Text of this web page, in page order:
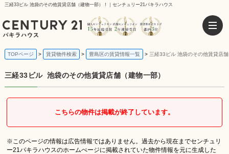
三経33ビル 池袋のその他賃貸店舗（建物一部）！｜センチュリー21パキラハウス
TOPページ 賃貸物件検索 豊島区の賃貸情報一覧 三経33ビル 池袋のその他賃貸店
三経33ビル 池袋のその他賃貸店舗（建物一部）
こちらの物件は掲載が終了しています。
※このページの情報は広告情報ではありません。過去から現在までセンチュリ
ー21パキラハウスのホームぺージに掲載されていた物件情報を元に生成した